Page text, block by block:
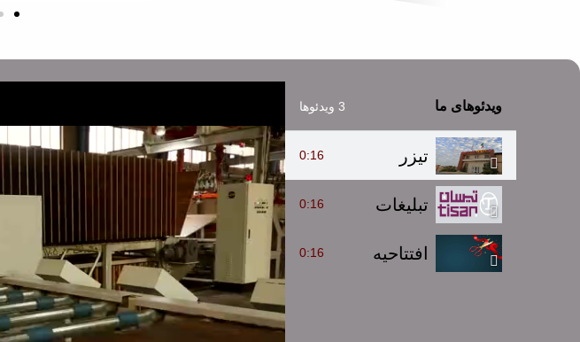
ویدئوهای ما 3 ویدئوها
تیزر 0:16
تبلیغات 0:16
افتتاحیه 0:16